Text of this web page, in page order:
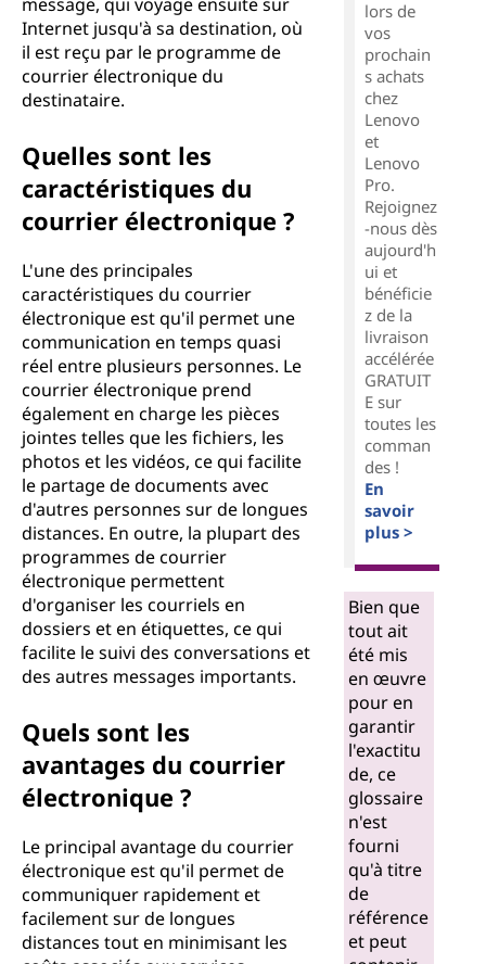
Internet jusqu'à sa destination, où
il est reçu par le programme de
courrier électronique du
destinataire.
Quelles sont les
caractéristiques du
courrier électronique ?
L'une des principales
caractéristiques du courrier
électronique est qu'il permet une
communication en temps quasi
réel entre plusieurs personnes. Le
courrier électronique prend
également en charge les pièces
jointes telles que les fichiers, les
photos et les vidéos, ce qui facilite
le partage de documents avec
d'autres personnes sur de longues
distances. En outre, la plupart des
programmes de courrier
électronique permettent
d'organiser les courriels en
dossiers et en étiquettes, ce qui
facilite le suivi des conversations et
des autres messages importants.
Quels sont les
avantages du courrier
électronique ?
Le principal avantage du courrier
électronique est qu'il permet de
communiquer rapidement et
facilement sur de longues
distances tout en minimisant les
lors de
vos
prochain
s achats
chez
Lenovo
et
Lenovo
Pro.
Rejoignez
-nous dès
aujourd'h
ui et
bénéficie
z de la
livraison
accélérée
GRATUIT
E sur
toutes les
comman
des !
En
savoir
plus >
Bien que
tout ait
été mis
en œuvre
pour en
garantir
l'exactitu
de, ce
glossaire
n'est
fourni
qu'à titre
de
référence
et peut